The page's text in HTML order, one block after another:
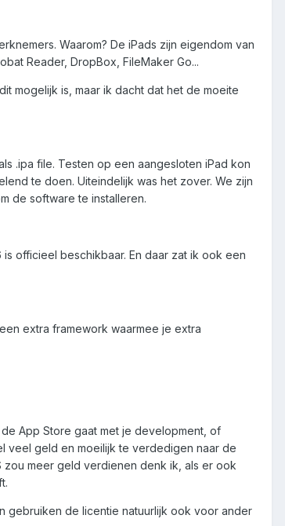
Waarom? De iPads zijn eigendom van
Reader, DropBox, FileMaker Go...
mogelijk is, maar ik dacht dat het de moeite
.ipa file. Testen op een aangesloten iPad kon
te doen. Uiteindelijk was het zover. We zijn
de software te installeren.
officieel beschikbaar. En daar zat ik ook een
extra framework waarmee je extra
App Store gaat met je development, of
veel geld en moeilijk te verdedigen naar de
meer geld verdienen denk ik, als er ook
gebruiken de licentie natuurlijk ook voor ander